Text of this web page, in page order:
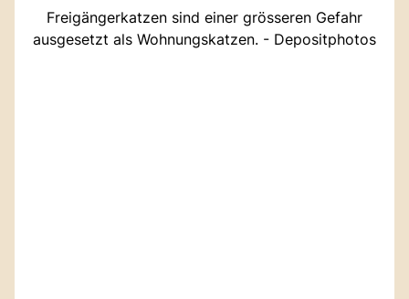
Freigängerkatzen sind einer grösseren Gefahr
ausgesetzt als Wohnungskatzen. - Depositphotos